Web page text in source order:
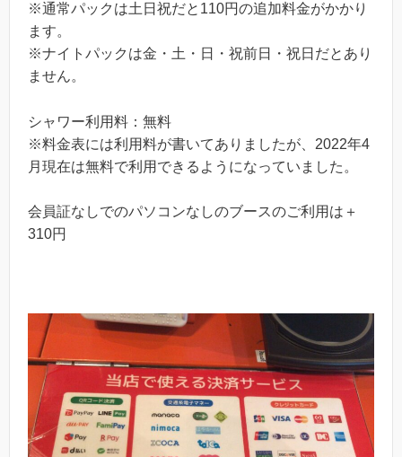
※通常パックは土日祝だと110円の追加料金がかかり
ます。
※ナイトパックは金・土・日・祝前日・祝日だとあり
ません。
シャワー利用料：無料
※料金表には利用料が書いてありましたが、2022年4
月現在は無料で利用できるようになっていました。
会員証なしでのパソコンなしのブースのご利用は＋
310円